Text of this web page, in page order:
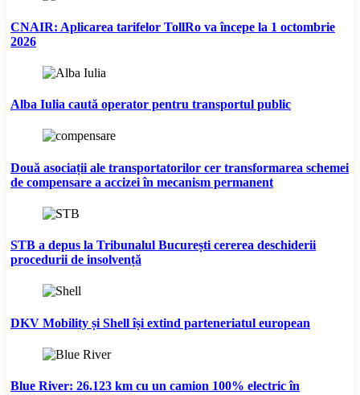
CNAIR: Aplicarea tarifelor TollRo va începe la 1 octombrie
2026
Alba Iulia caută operator pentru transportul public
Două asociații ale transportatorilor cer transformarea schemei
de compensare a accizei în mecanism permanent
STB a depus la Tribunalul București cererea deschiderii
procedurii de insolvență
DKV Mobility și Shell își extind parteneriatul european
Blue River: 26.123 km cu un camion 100% electric în